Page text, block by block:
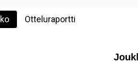
Otteluraportti